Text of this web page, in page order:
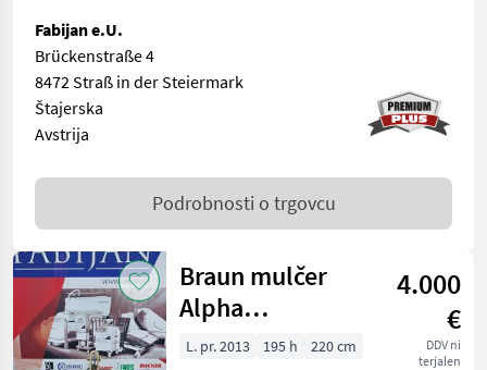
Fabijan e.U.
Brückenstraße 4
8472 Straß in der Steiermark
Štajerska
Avstrija
Podrobnosti o trgovcu
Braun mulčer
Alpha
sensotronic
4.000
€
DDV ni
terjalen
L. pr. 2013 195 h 220 cm